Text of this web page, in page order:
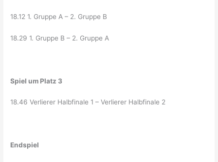
18.12 1. Gruppe A – 2. Gruppe B
18.29 1. Gruppe B – 2. Gruppe A
Spiel um Platz 3
18.46 Verlierer Halbfinale 1 – Verlierer Halbfinale 2
Endspiel